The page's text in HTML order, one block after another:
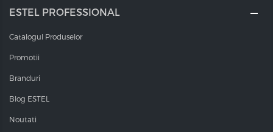
ESTEL PROFESSIONAL
Catalogul Produselor
Promotii
Branduri
Blog ESTEL
Noutati